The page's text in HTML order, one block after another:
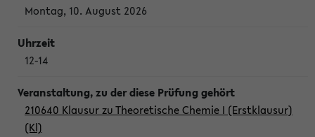
Montag, 10. August 2026
12-14
210640 Klausur zu Theoretische Chemie I (Erstklausur)
(Kl)